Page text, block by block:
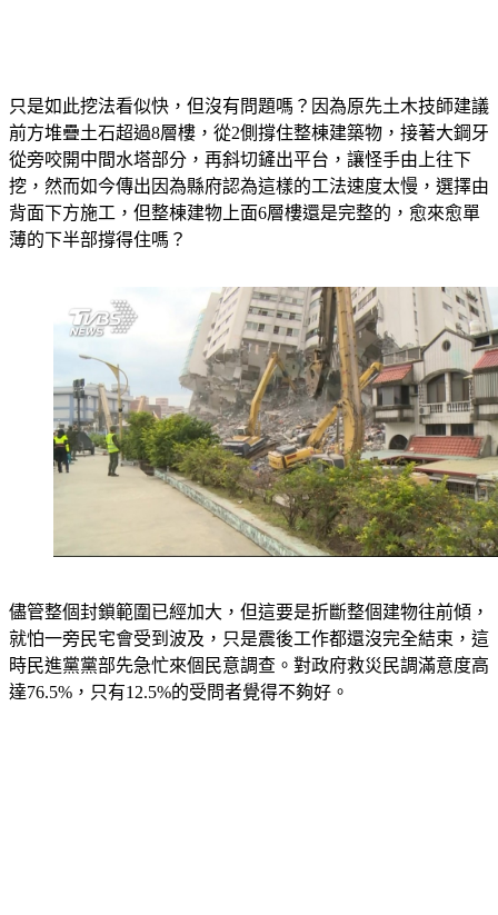
只是如此挖法看似快，但沒有問題嗎？因為原先土木技師建議
前方堆疊土石超過8層樓，從2側撐住整棟建築物，接著大鋼牙
從旁咬開中間水塔部分，再斜切鏟出平台，讓怪手由上往下
挖，然而如今傳出因為縣府認為這樣的工法速度太慢，選擇由
背面下方施工，但整棟建物上面6層樓還是完整的，愈來愈單
儘管整個封鎖範圍已經加大，但這要是折斷整個建物往前傾，
就怕一旁民宅會受到波及，只是震後工作都還沒完全結束，這
時民進黨黨部先急忙來個民意調查。對政府救災民調滿意度高